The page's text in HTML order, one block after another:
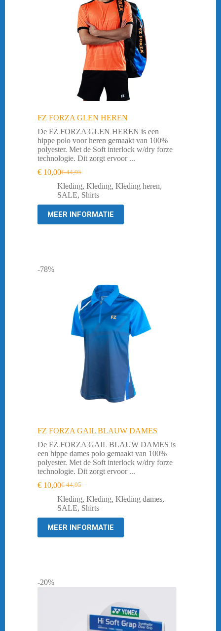
FZ FORZA GLEN HEREN
De FZ FORZA GLEN HEREN is een
hippe polo voor heren gemaakt van 100%
polyester. Met de Soft interlock w/dry forze
technologie. Dit zorgt ervoor ...
€44,95
Oorspronkelijke
prijs
was:
€ 44,95.
€ 10,00Huidige
prijs
is:
€ 10,00.
Kleding, Kleding, Kleding heren,
SALE, Shirts
MEER INFORMATIE
-78%
FZ FORZA GAIL BLAUW DAMES
De FZ FORZA GAIL BLAUW DAMES is
een hippe dames polo gemaakt van 100%
polyester. Met de Soft interlock w/dry forze
technologie. Dit zorgt ervoor ...
€44,95
Oorspronkelijke
prijs
was:
€ 10,00Huidige
prijs
is:
Kleding, Kleding, Kleding dames,
SALE, Shirts
MEER INFORMATIE
-20%